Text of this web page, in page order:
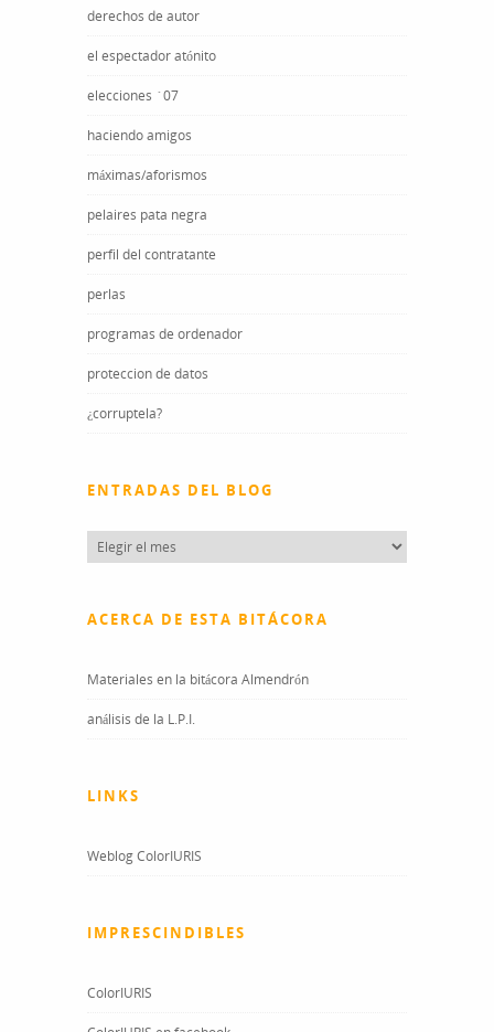
derechos de autor
el espectador atónito
elecciones ´07
haciendo amigos
máximas/aforismos
pelaires pata negra
perfil del contratante
perlas
programas de ordenador
proteccion de datos
¿corruptela?
ENTRADAS DEL BLOG
Entradas
del
ACERCA DE ESTA BITÁCORA
Materiales en la bitácora Almendrón
análisis de la L.P.I.
LINKS
Weblog ColorIURIS
IMPRESCINDIBLES
ColorIURIS